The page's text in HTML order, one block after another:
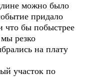
можно было
придало
что бы побыстрее
резко
на плату
участок по